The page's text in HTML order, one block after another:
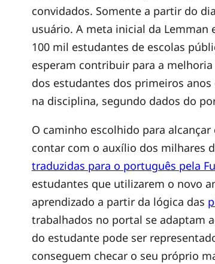
r
t
a
l
p
a
r
convidados. Somente a partir do
usuário. A meta inicial da Lemman
100 mil estudantes de escolas
esperam contribuir para a
dos estudantes dos primeiros
na disciplina, segundo dados do
O caminho escolhido para
contar com o auxílio dos milhares
traduzidas para o português pela
estudantes que utilizarem o novo
aprendizado a partir da lógica das
trabalhados no portal se adaptam
do estudante pode ser
conseguem checar o seu próprio